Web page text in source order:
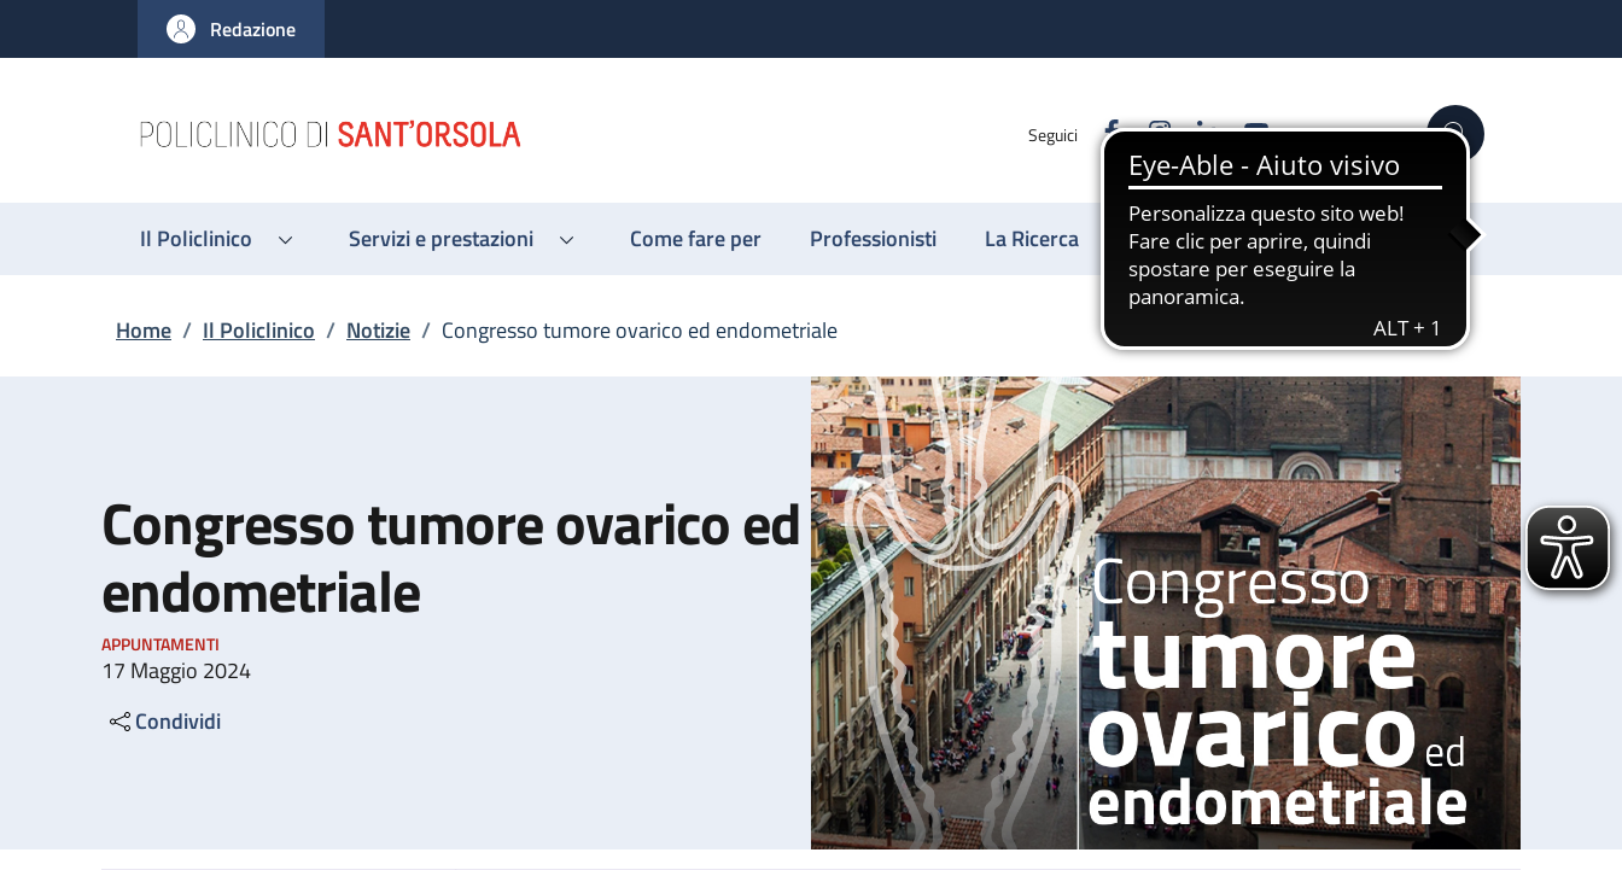
al contenuto principale
to footer content
Redazione
Seguici FacebookInstagram
LinkedinYouTube Cerca
Il Policlinico Servizi e prestazioni Come fare per Professionisti La Ricerca Sostienici
Briciole di pane
Home / Il Policlinico / Notizie / Congresso tumore ovarico ed endometriale
Congresso tumore ovarico ed
endometriale
APPUNTAMENTI
17 Maggio 2024
Condividi